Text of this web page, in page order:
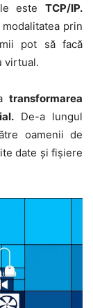
este TCP/IP.
prin
pot să facă
virtual.
transformarea
De-a lungul
oamenii de
date şi fişiere